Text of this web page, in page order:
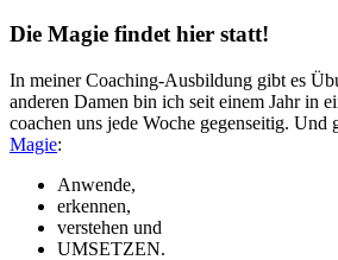
Die Magie findet hier statt!
In meiner Coaching-Ausbildung gibt es
anderen Damen bin ich seit einem Jahr in
coachen uns jede Woche gegenseitig. Und
Magie:
Anwende,
erkennen,
verstehen und
UMSETZEN.